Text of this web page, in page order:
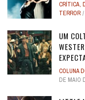
CRÍTICA,
TERROR
UM
COLUNA
DE MAIO